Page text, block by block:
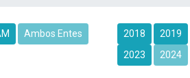
Ambos Entes 2018
2019
2023
2024